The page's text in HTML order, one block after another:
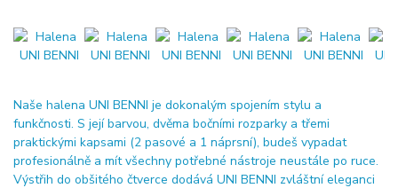
Naše halena UNI BENNI je dokonalým spojením stylu a
funkčnosti. S její barvou, dvěma bočními rozparky a třemi
praktickými kapsami (2 pasové a 1 náprsní), budeš vypadat
profesionálně a mít všechny potřebné nástroje neustále po ruce.
Výstřih do obšitého čtverce dodává UNI BENNI zvláštní eleganci